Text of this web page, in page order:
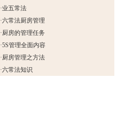
·业五常法
·六常法厨房管理
·厨房的管理任务
·5S管理全面内容
·厨房管理之方法
·六常法知识